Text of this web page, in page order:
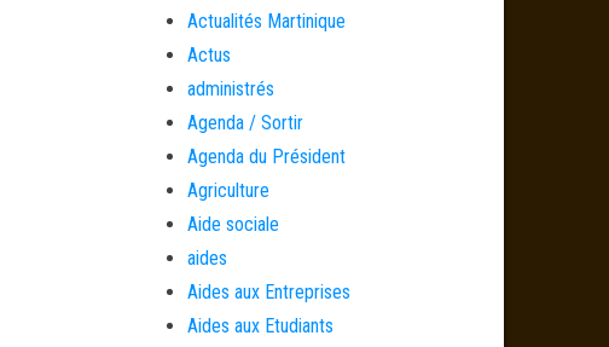
Actualités Martinique
Actus
administrés
Agenda / Sortir
Agenda du Président
Agriculture
Aide sociale
aides
Aides aux Entreprises
Aides aux Etudiants